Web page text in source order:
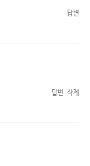
답변
답변 삭제